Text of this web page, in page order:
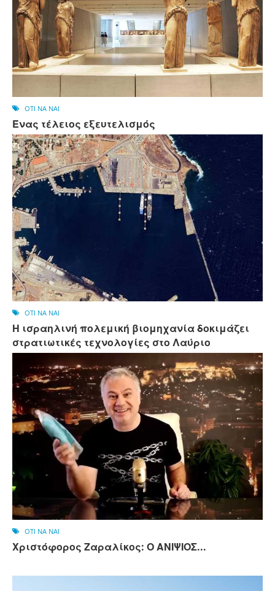
OTI NA NAI
Ένας τέλειος εξευτελισμός
OTI NA NAI
Η ισραηλινή πολεμική βιομηχανία δοκιμάζει
στρατιωτικές τεχνολογίες στο Λαύριο
OTI NA NAI
Χριστόφορος Ζαραλίκος: Ο ΑΝΙΨΙΟΣ...